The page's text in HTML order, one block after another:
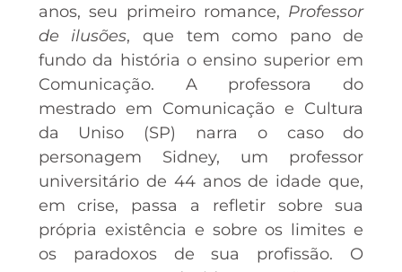
anos, seu primeiro romance, Professor
de ilusões, que tem como pano de
fundo da história o ensino superior em
Comunicação. A professora do
mestrado em Comunicação e Cultura
da Uniso (SP) narra o caso do
personagem Sidney, um professor
universitário de 44 anos de idade que,
em crise, passa a refletir sobre sua
própria existência e sobre os limites e
os paradoxos de sua profissão. O